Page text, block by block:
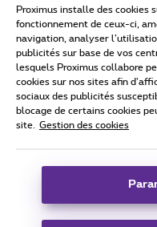
Conditions
Tous droits réservés. © 2026
Conditions générales, info
Coordonnées de l’entreprise
Boulevard du Roi Albert II
Proximus installe des cookies
fonctionnement de ceux-ci,
navigation, analyser
publicités sur base de vos
lesquels Proximus collabore
cookies sur nos sites afin
sociaux des publicités
blocage de certains cookies
site.
Gestion des cookies